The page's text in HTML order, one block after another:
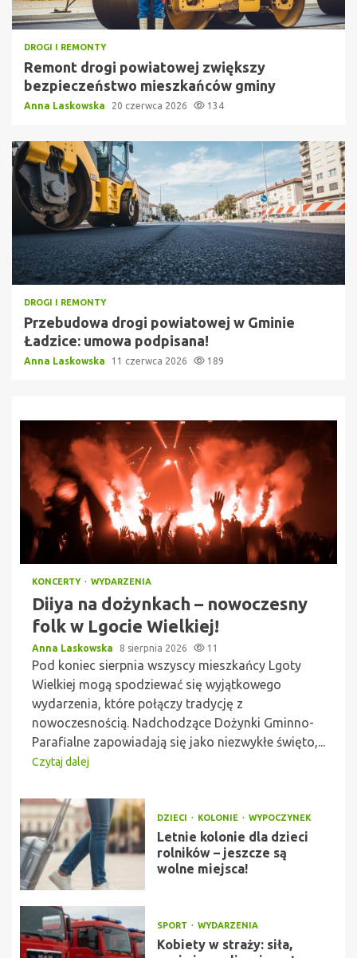
DROGI I REMONTY
Remont drogi powiatowej zwiększy
bezpieczeństwo mieszkańców gminy
Anna Laskowska 20 czerwca 2026 134
DROGI I REMONTY
Przebudowa drogi powiatowej w Gminie
Ładzice: umowa podpisana!
Anna Laskowska 11 czerwca 2026 189
KONCERTY WYDARZENIA
Diiya na dożynkach – nowoczesny
folk w Lgocie Wielkiej!
Anna Laskowska 8 sierpnia 2026 11
Pod koniec sierpnia wszyscy mieszkańcy Lgoty
Wielkiej mogą spodziewać się wyjątkowego
wydarzenia, które połączy tradycję z
nowoczesnością. Nadchodzące Dożynki Gminno-
Parafialne zapowiadają się jako niezwykłe święto,...
Czytaj dalej
DZIECI KOLONIE WYPOCZYNEK
Letnie kolonie dla dzieci
rolników – jeszcze są
wolne miejsca!
SPORT WYDARZENIA
Kobiety w straży: siła,